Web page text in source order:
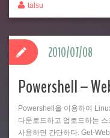
talsu
Powershell –
Powershell을 이용하여
다운로드하고 업로드하는
사용하면 간단하다. Get-
2010/07/08